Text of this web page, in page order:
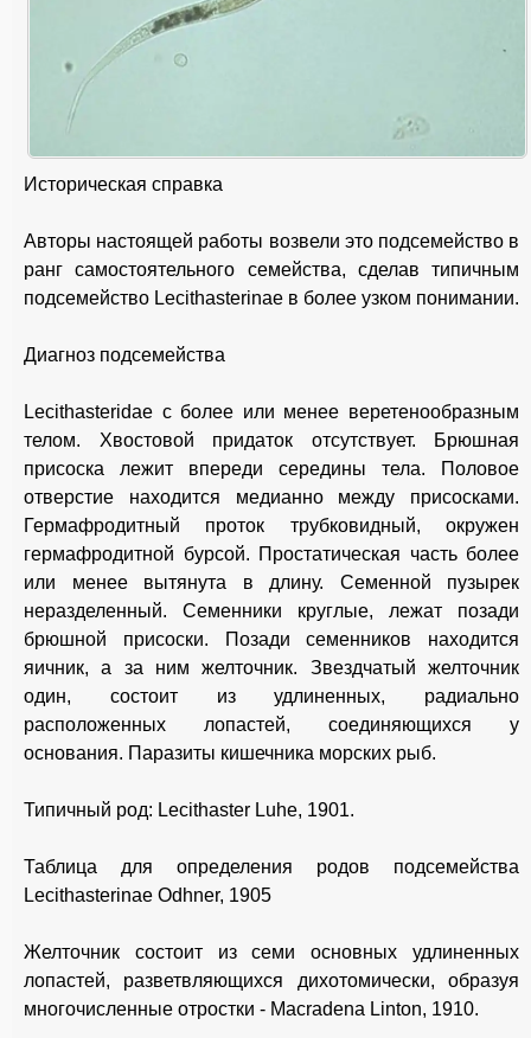
Историческая справка
Авторы настоящей работы возвели это подсемейство в
ранг самостоятельного семейства, сделав типичным
подсемейство Lecithasterinae в более узком понимании.
Диагноз подсемейства
Lecithasteridae с более или менее веретенообразным
телом. Хвостовой придаток отсутствует. Брюшная
присоска лежит впереди середины тела. Половое
отверстие находится медианно между присосками.
Гермафродитный проток трубковидный, окружен
гермафродитной бурсой. Простатическая часть более
или менее вытянута в длину. Семенной пузырек
неразделенный. Семенники круглые, лежат позади
брюшной присоски. Позади семенников находится
яичник, а за ним желточник. Звездчатый желточник
один, состоит из удлиненных, радиально
расположенных лопастей, соединяющихся у
основания. Паразиты кишечника морских рыб.
Типичный род: Lecithaster Luhe, 1901.
Таблица для определения родов подсемейства
Lecithasterinae Odhner, 1905
Желточник состоит из семи основных удлиненных
лопастей, разветвляющихся дихотомически, образуя
многочисленные отростки - Macradena Linton, 1910.